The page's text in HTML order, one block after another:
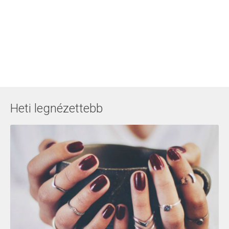
Heti legnézettebb